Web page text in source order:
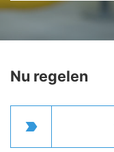
Nu regelen
label_important